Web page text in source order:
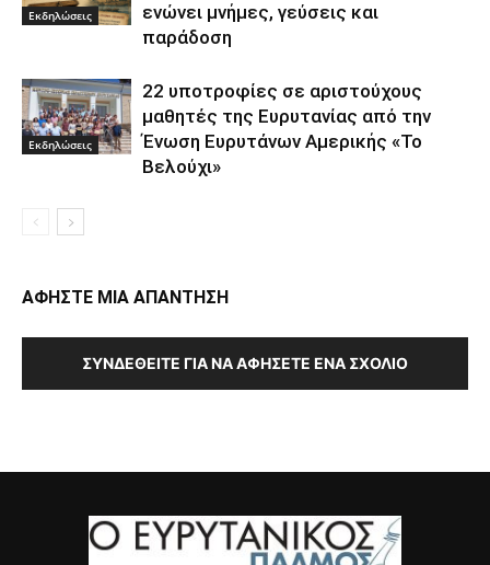
Εκδηλώσεις
ενώνει μνήμες, γεύσεις και
παράδοση
Εκδηλώσεις
22 υποτροφίες σε αριστούχους
μαθητές της Ευρυτανίας από την
Ένωση Ευρυτάνων Αμερικής «Το
Βελούχι»
ΑΦΗΣΤΕ ΜΙΑ ΑΠΑΝΤΗΣΗ
ΣΥΝΔΕΘΕΊΤΕ ΓΙΑ ΝΑ ΑΦΉΣΕΤΕ ΈΝΑ ΣΧΌΛΙΟ